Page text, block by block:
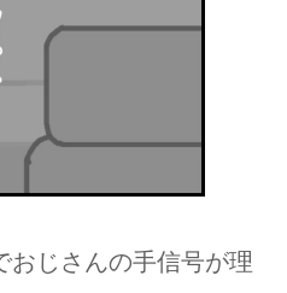
おじさんの手信号が理